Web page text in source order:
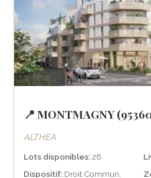
📍 MONTMAGNY
ALTHEA
Lots disponibles:26
Dispositif: Droit Commun,